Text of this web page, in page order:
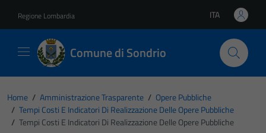
Regione Lombardia Lingua attiva:
ITA
Comune di Sondrio
Home / Amministrazione Trasparente / Opere Pubbliche
/ Tempi Costi E Indicatori Di Realizzazione Delle Opere Pubbliche
/ Tempi Costi E Indicatori Di Realizzazione Delle Opere Pubbliche